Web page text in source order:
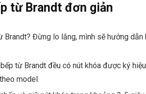
từ Brandt đơn giản
Brandt? Đừng lo lắng, mình sẽ hướng
từ Brandt đều có nút khóa được ký
model.